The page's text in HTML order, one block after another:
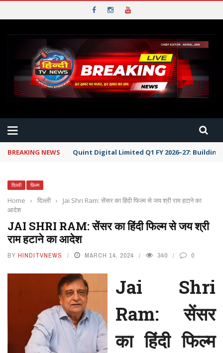
BREAKING NEWS Quint Digital Limited Q1 FY 2026–27:
दिल्ली फ़िल्म
Home › दिल्ली ›
Jai Shri Ram: सेंसर का हिंदी फिल्म से जय श्री राम हटाने का
आदेश
JAI SHRI RAM: सेंसर का हिंदी फिल्म से जय श्री
राम हटाने का आदेश
BY HINDITVNEWS MARCH 14, 2024 340 0
Jai Shri
Ram: सेंसर
का हिंदी फिल्म